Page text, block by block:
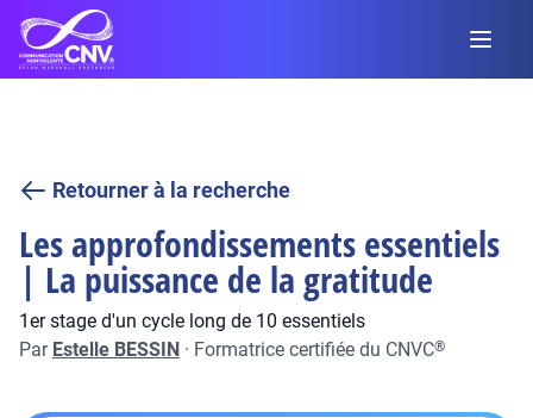
Retourner à la recherche
Les approfondissements essentiels
| La puissance de la gratitude
1er stage d'un cycle long de 10 essentiels
Par Estelle BESSIN · Formatrice certifiée du CNVC®